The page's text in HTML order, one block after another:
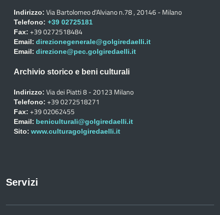
Indirizzo: Via Bartolomeo d'Alviano n.78 , 20146 - Milano
Telefono: +39 02725181
Fax: +39 0272518484
Email: direzionegenerale@golgiredaelli.it
Email: direzione@pec.golgiredaelli.it
Archivio storico e beni culturali
Indirizzo: Via dei Piatti 8 - 20123 Milano
Telefono: +39 0272518271
Fax: +39 02062455
Email: beniculturali@golgiredaelli.it
Sito: www.culturagolgiredaelli.it
Servizi